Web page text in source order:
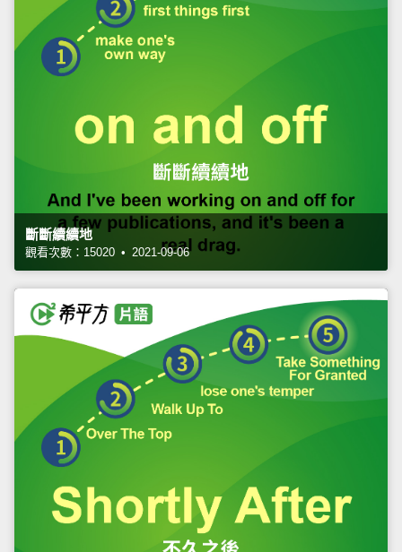
斷斷續續地
觀看次數：15020 • 2021-09-06